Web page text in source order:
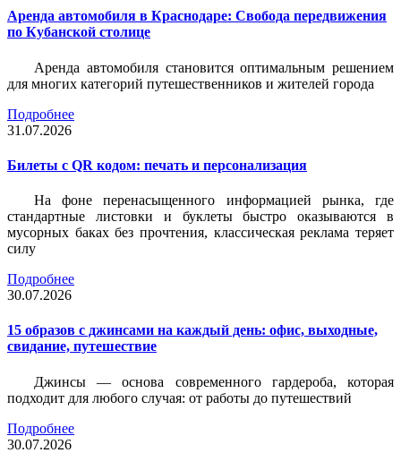
Аренда автомобиля в Краснодаре: Свобода передвижения
по Кубанской столице
Аренда автомобиля становится оптимальным решением
для многих категорий путешественников и жителей города
Подробнее
31.07.2026
Билеты c QR кодом: печать и персонализация
На фоне перенасыщенного информацией рынка, где
стандартные листовки и буклеты быстро оказываются в
мусорных баках без прочтения, классическая реклама теряет
силу
Подробнее
30.07.2026
15 образов с джинсами на каждый день: офис, выходные,
свидание, путешествие
Джинсы — основа современного гардероба, которая
подходит для любого случая: от работы до путешествий
Подробнее
30.07.2026